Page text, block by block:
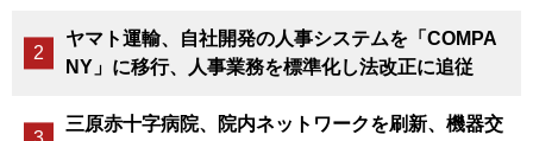
ヤマト運輸、自社開発の人事システムを「COMPA
NY」に移行、人事業務を標準化し法改正に追従
三原赤十字病院、院内ネットワークを刷新、機器交